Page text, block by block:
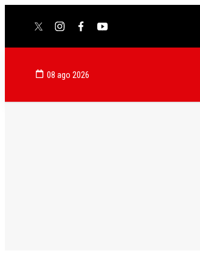
twitterinstagram
facebookyoutube
08 ago 2026